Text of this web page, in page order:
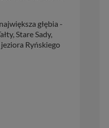
głębia -
Stare Sady,
Ryńskiego